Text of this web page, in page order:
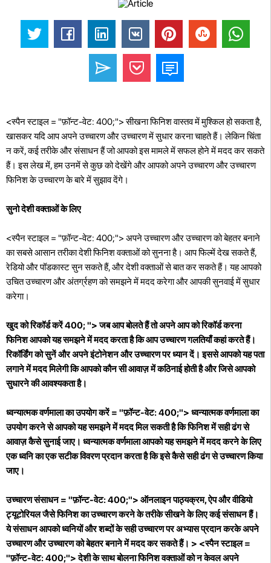
<स्पैन स्टाइल = "फ़ॉन्ट-वेट: 400;"> सीखना फिनिश वास्तव में मुश्किल हो सकता है,
खासकर यदि आप अपने उच्चारण और उच्चारण में सुधार करना चाहते हैं। लेकिन चिंता
न करें, कई तरीके और संसाधन हैं जो आपको इस मामले में सफल होने में मदद कर सकते
हैं। इस लेख में, हम उनमें से कुछ को देखेंगे और आपको अपने उच्चारण और उच्चारण
फिनिश के उच्चारण के बारे में सुझाव देंगे।
सुनो देशी वक्ताओं के लिए
<स्पैन स्टाइल = "फ़ॉन्ट-वेट: 400;"> अपने उच्चारण और उच्चारण को बेहतर बनाने
का सबसे आसान तरीका देशी फिनिश वक्ताओं को सुनना है। आप फिल्में देख सकते हैं,
रेडियो और पॉडकास्ट सुन सकते हैं, और देशी वक्ताओं से बात कर सकते हैं। यह आपको
उचित उच्चारण और अंतर्ग्रहण को समझने में मदद करेगा और आपकी सुनवाई में सुधार
करेगा।
खुद को रिकॉर्ड करें 400; "> जब आप बोलते हैं तो अपने आप को रिकॉर्ड करना
फिनिश आपको यह समझने में मदद करता है कि आप उच्चारण गलतियाँ कहां करते हैं।
रिकॉर्डिंग को सुनें और अपने इंटोनेशन और उच्चारण पर ध्यान दें। इससे आपको यह पता
लगाने में मदद मिलेगी कि आपको कौन सी आवाज़ में कठिनाई होती है और जिसे आपको
सुधारने की आवश्यकता है।
ध्वन्यात्मक वर्णमाला का उपयोग करें = "फ़ॉन्ट-वेट: 400;"> ध्वन्यात्मक वर्णमाला का
उपयोग करने से आपको यह समझने में मदद मिल सकती है कि फिनिश में सही ढंग से
आवाज़ कैसे सुनाई जाए। ध्वन्यात्मक वर्णमाला आपको यह समझने में मदद करने के लिए
एक ध्वनि का एक सटीक विवरण प्रदान करता है कि इसे कैसे सही ढंग से उच्चारण किया
जाए।
उच्चारण संसाधन = "फ़ॉन्ट-वेट: 400;"> ऑनलाइन पाठ्यक्रम, ऐप और वीडियो
ट्यूटोरियल जैसे फिनिश का उच्चारण करने के तरीके सीखने के लिए कई संसाधन हैं।
ये संसाधन आपको ध्वनियों और शब्दों के सही उच्चारण पर अभ्यास प्रदान करके अपने
उच्चारण और उच्चारण को बेहतर बनाने में मदद कर सकते हैं। > <स्पैन स्टाइल =
"फ़ॉन्ट-वेट: 400;"> देशी के साथ बोलना फिनिश वक्ताओं को न केवल अपने